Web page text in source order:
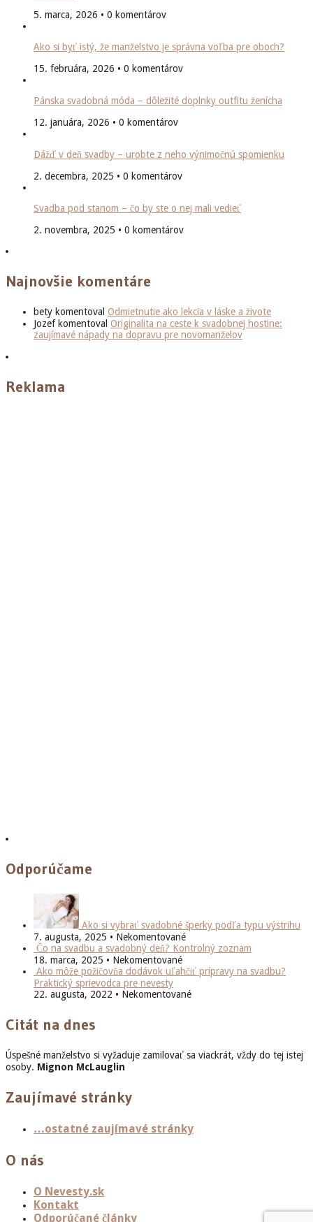
5. marca, 2026 • 0 komentárov
Ako si byť istý, že manželstvo je správna voľba pre oboch?
15. februára, 2026 • 0 komentárov
Pánska svadobná móda – dôležité doplnky outfitu ženícha
12. januára, 2026 • 0 komentárov
Dážď v deň svadby – urobte z neho výnimočnú spomienku
2. decembra, 2025 • 0 komentárov
Svadba pod stanom – čo by ste o nej mali vedieť
2. novembra, 2025 • 0 komentárov
Najnovšie komentáre
bety komentoval Odmietnutie ako lekcia v láske a živote
Jozefkomentoval Originalita na ceste k svadobnej hostine:
zaujímavé nápady na dopravu pre novomanželov
Reklama
Odporúčame
Ako si vybrať svadobné šperky podľa typu výstrihu
7. augusta, 2025 • Nekomentované
Čo na svadbu a svadobný deň? Kontrolný zoznam
18. marca, 2025 • Nekomentované
Ako môže požičovňa dodávok uľahčiť prípravy na svadbu?
Praktický sprievodca pre nevesty
22. augusta, 2022 • Nekomentované
Citát na dnes
Úspešné manželstvo si vyžaduje zamilovať sa viackrát, vždy do tej istej
osoby. Mignon McLauglin
Zaujímavé stránky
…ostatné zaujímavé stránky
O nás
O Nevesty.sk
Kontakt
Odporúčané články